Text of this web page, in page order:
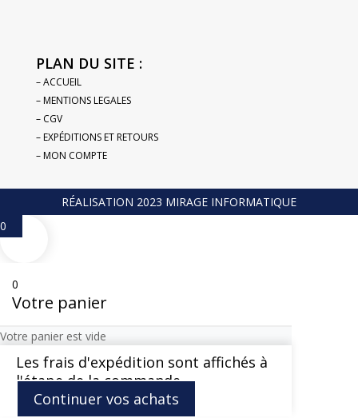
PLAN DU SITE :
– ACCUEIL
– MENTIONS LEGALES
– CGV
– EXPÉDITIONS ET RETOURS
– MON COMPTE
RÉALISATION 2023 MIRAGE INFORMATIQUE
0
0
Votre panier
Votre panier est vide
Les frais d'expédition sont affichés à
l'étape de la commande
Continuer vos achats